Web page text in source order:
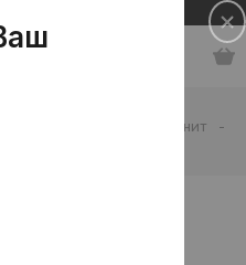
Керамогранит
-
60x120 R
R